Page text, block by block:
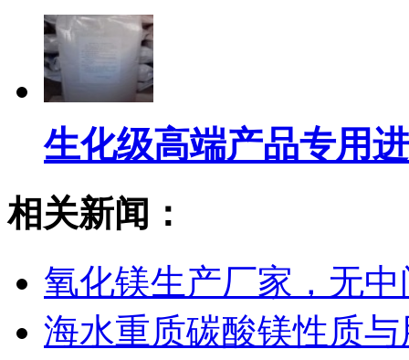
生化级高端产品专用进
相关新闻：
氧化镁生产厂家，无中
海水重质碳酸镁性质与